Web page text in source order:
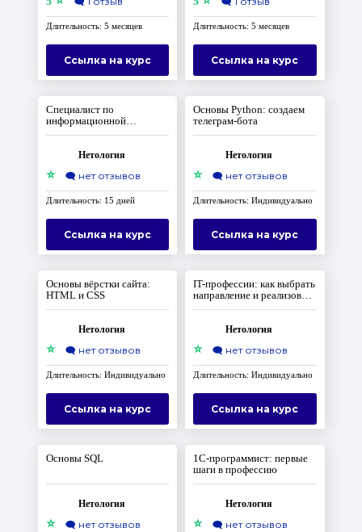
Длительность: 5 месяцев
Ссылка на курс
Длительность: 5 месяцев
Ссылка на курс
Специалист по
информационной
безопасности: старт
Нетология
⭐ 🗨️ нет отзывов
Длительность: 15 дней
Ссылка на курс
Основы Python: создаем
телеграм-бота
Нетология
⭐ 🗨️ нет отзывов
Длительность: Индивидуально
Ссылка на курс
Основы вёрстки сайта:
HTML и CSS
Нетология
⭐ 🗨️ нет отзывов
Длительность: Индивидуально
Ссылка на курс
IT-профессии: как выбрать
направление и реализовать
себя
Нетология
⭐ 🗨️ нет отзывов
Длительность: Индивидуально
Ссылка на курс
Основы SQL
Нетология
⭐ 🗨️ нет отзывов
1С-программист: первые
шаги в профессию
Нетология
⭐ 🗨️ нет отзывов